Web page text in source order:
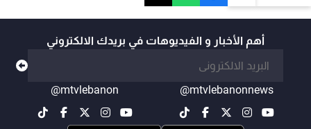
أهم الأخبار و الفيديوهات في بريدك الالكتروني
@mtvlebanonnews
@mtvlebanon